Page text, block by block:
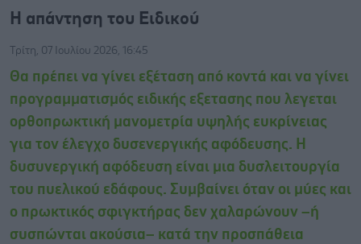
Η απάντηση του Ειδικού
Τρίτη, 07 Ιουλίου 2026, 16:45
Θα πρέπει να γίνει εξέταση από κοντά και να γίνει
προγραμματισμός ειδικής εξετασης που λεγεται
ορθοπρωκτική μανομετρία υψηλής ευκρίνειας
για τον έλεγχο δυσενεργικής αφόδευσης. Η
δυσυνεργική αφόδευση είναι μια δυσλειτουργία
του πυελικού εδάφους. Συμβαίνει όταν οι μύες και
ο πρωκτικός σφιγκτήρας δεν χαλαρώνουν –ή
συσπώνται ακούσια– κατά την προσπάθεια